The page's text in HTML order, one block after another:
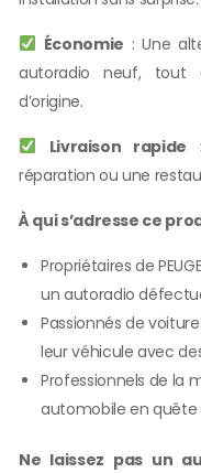
Économie : Une
autoradio neuf, tout
d’origine.
Livraison rapide
réparation ou une
À qui s’adresse ce
Propriétaires de
un autoradio
Passionnés de
leur véhicule avec
Professionnels de la
automobile en quête
Ne laissez pas un